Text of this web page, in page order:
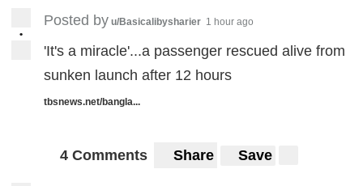
•
Posted by u/Basicalibysharier 1 hour ago
'It's a miracle'...a passenger rescued alive from
sunken launch after 12 hours
tbsnews.net/bangla...
4 Comments Share Save